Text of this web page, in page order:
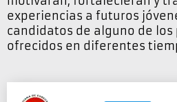
experiencias a futuros
candidatos de alguno de los
ofrecidos en diferentes